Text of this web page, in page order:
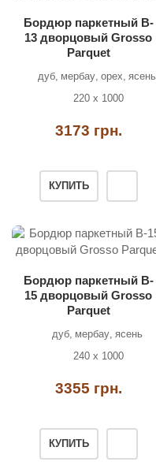
Бордюр паркетный B-
13 дворцовый Grosso
Parquet
дуб мербау орех ясень
220 х 1000
3173 грн.
КУПИТЬ
Бордюр паркетный B-
15 дворцовый Grosso
Parquet
дуб мербау ясень
240 х 1000
3355 грн.
КУПИТЬ